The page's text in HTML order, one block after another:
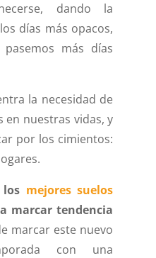
dando la
días más opacos,
más días
la necesidad de
en nuestras vidas, y
por los cimientos:
mejores suelos
marcar tendencia
marcar este nuevo
con una